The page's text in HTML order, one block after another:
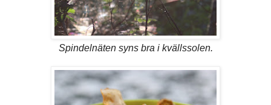
Spindelnäten syns bra i kvällssolen.